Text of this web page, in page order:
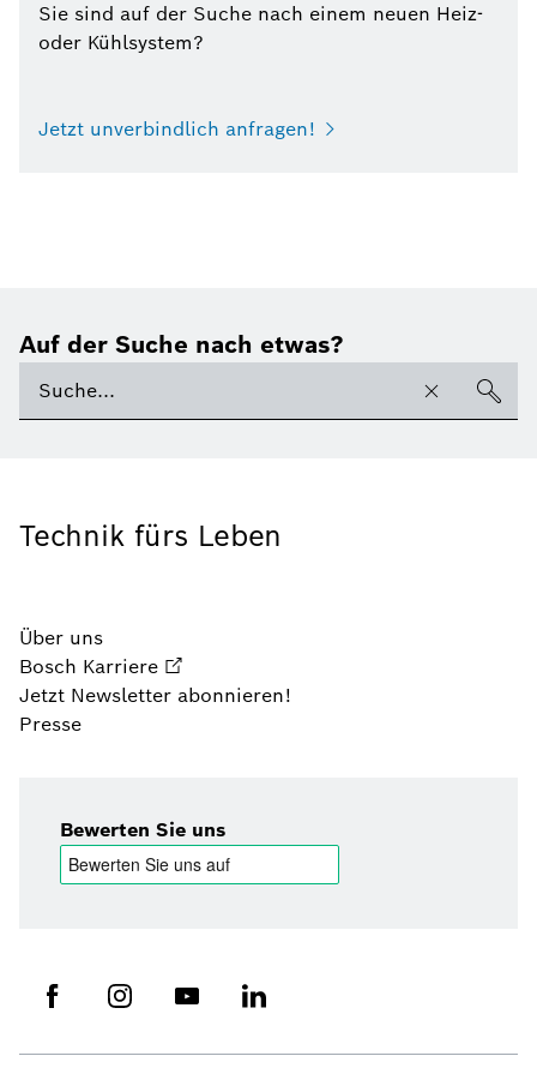
Sie sind auf der Suche nach einem neuen Heiz-
oder Kühlsystem?
Jetzt unverbindlich anfragen!
Auf der Suche nach etwas?
Technik fürs Leben
Über uns
Bosch Karriere
Jetzt Newsletter abonnieren!
Presse
Bewerten Sie uns